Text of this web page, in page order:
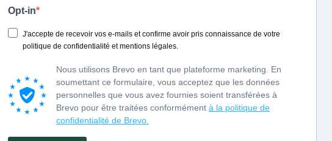
sur réservation
Tel: +33 (0)2-33-38-53-96,
m.brunet@calvados-lauriston.com
Contact professionnel
Guillaume Drouin
Tel : +33 (0)2 31 64 30 05